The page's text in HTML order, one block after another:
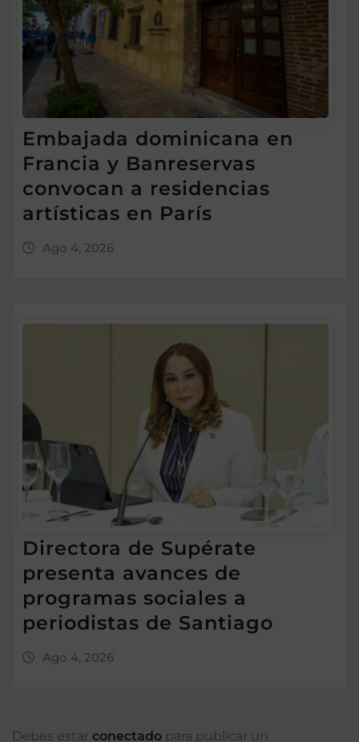
Embajada dominicana en
Francia y Banreservas
convocan a residencias
artísticas en París
Ago 4, 2026
Directora de Supérate
presenta avances de
programas sociales a
periodistas de Santiago
Ago 4, 2026
Debes estar conectado para publicar un